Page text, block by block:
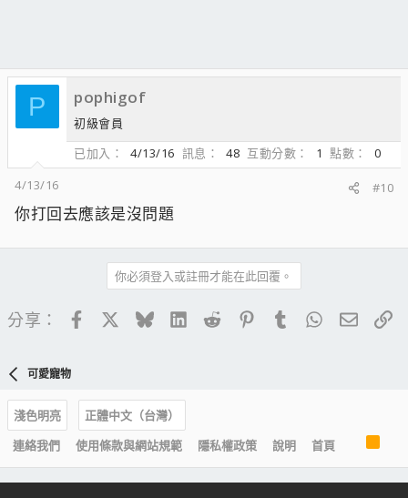
P pophigof
初級會員
已加入
4/13/16 訊息 48 互動分數 1 點數
0
4/13/16
#10
你打回去應該是沒問題
你必須登入或註冊才能在此回覆。
分享： FacebookBlueskyLinkedIn
Reddit PinterestTumblrWhatsApp
電子
可愛寵物
淺色明亮
正體中文（台灣）
連絡我們
使用條款與網站規範 隱私權政策 說明 首頁
S